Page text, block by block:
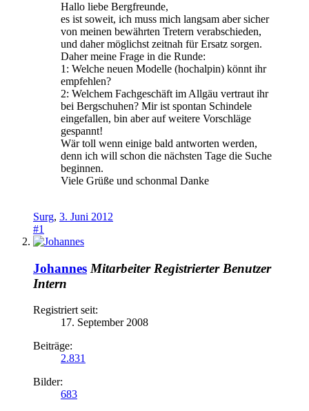
Hallo liebe Bergfreunde,
es ist soweit, ich muss mich langsam aber sicher
von meinen bewährten Tretern verabschieden,
und daher möglichst zeitnah für Ersatz sorgen.
Daher meine Frage in die Runde:
1: Welche neuen Modelle (hochalpin) könnt ihr
empfehlen?
2: Welchem Fachgeschäft im Allgäu vertraut ihr
bei Bergschuhen? Mir ist spontan Schindele
eingefallen, bin aber auf weitere Vorschläge
gespannt!
Wär toll wenn einige bald antworten werden,
denn ich will schon die nächsten Tage die Suche
beginnen.
Viele Grüße und schonmal Danke
Surg, 3. Juni 2012
#1
Johannes Mitarbeiter Registrierter Benutzer
Intern
Registriert seit:
17. September 2008
Beiträge:
2.831
Bilder:
683